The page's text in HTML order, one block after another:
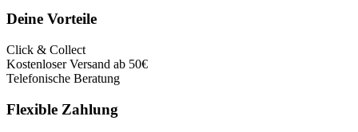
Deine Vorteile
Click & Collect
Kostenloser Versand ab 50€
Telefonische Beratung
Flexible Zahlung